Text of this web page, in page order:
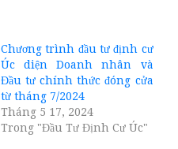
Chương trình đầu tư định cư
Úc diện Doanh nhân và
Đầu tư chính thức đóng cửa
từ tháng 7/2024
Tháng 5 17, 2024
Trong "Đầu Tư Định Cư Úc"